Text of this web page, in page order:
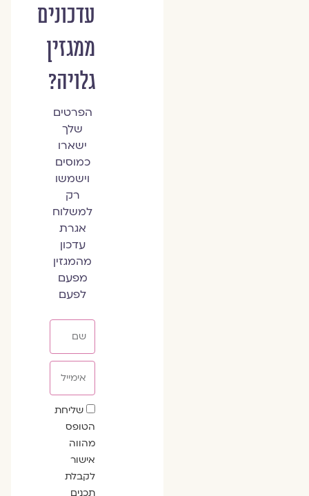
עדכונים
ממגזין
גלויה?
הפרטים
שלך
ישארו
כמוסים
וישמשו
רק
למשלוח
אגרת
עדכון
מהמגזין
מפעם
לפעם
שדה
הסכמה
שליחת
הטופס
מהווה
אישור
לקבלת
תכנים